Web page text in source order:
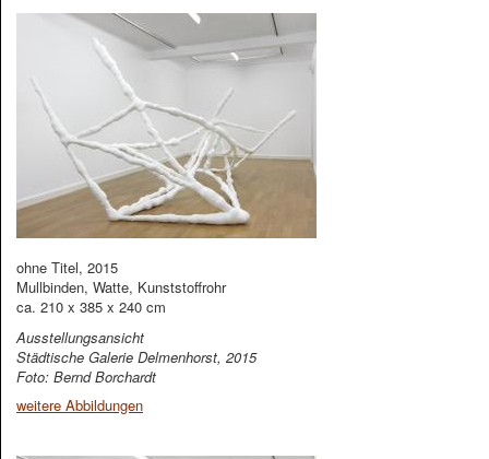
ohne Titel, 2015
Mullbinden, Watte, Kunststoffrohr
ca. 210 x 385 x 240 cm
Ausstellungsansicht
Städtische Galerie Delmenhorst, 2015
Foto: Bernd Borchardt
weitere Abbildungen